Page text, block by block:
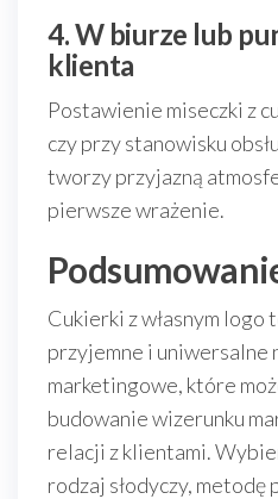
4. W biurze lub
klienta
Postawienie miseczki z
czy przy stanowisku
tworzy przyjazną
pierwsze wrażenie.
Cukierki z własnym logo
przyjemne i uniwersalne
marketingowe, które
budowanie wizerunku
relacji z klientami.
rodzaj słodyczy,